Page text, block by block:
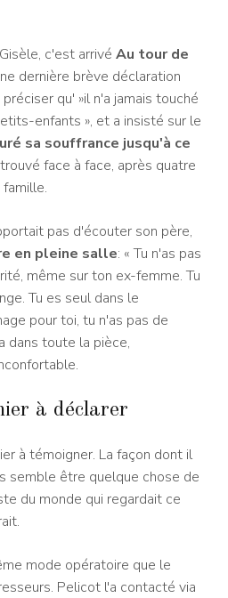
c'est arrivé Au tour de
dernière brève déclaration
qu' »il n'a jamais touché
enfants », et a insisté sur le
sa souffrance jusqu'à ce
face à face, après quatre
pas d'écouter son père,
en pleine salle: « Tu n'as pas
même sur ton ex-femme. Tu
Tu es seul dans le
pour toi, tu n'as pas de
dans toute la pièce,
à déclarer
à témoigner. La façon dont il
semble être quelque chose de
du monde qui regardait ce
mode opératoire que le
Pelicot l'a contacté via